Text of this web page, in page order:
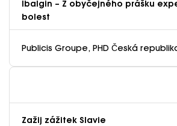
Ibalgin – Z obyčejného prášku
bolest
Publicis Groupe, PHD Česká
Zažij zážitek Slavie